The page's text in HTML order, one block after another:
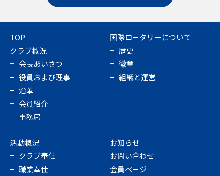
TOP
クラブ概況
会長あいさつ
役員および理事
沿革
会員紹介
事務局
国際ロータリーについて
歴史
徽章
組織と運営
活動概況
クラブ奉仕
職業奉仕
お知らせ
お問い合わせ
会員ページ